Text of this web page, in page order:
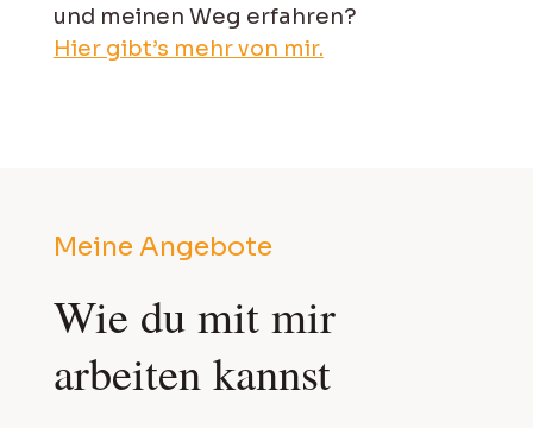
und meinen Weg erfahren?
Hier gibt’s mehr von mir.
Meine Angebote
Wie du mit mir
arbeiten kannst